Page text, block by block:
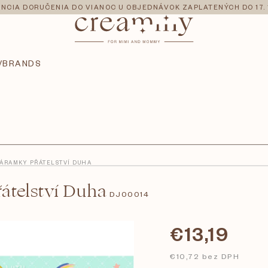
DORUČENIA DO VIANOC U OBJEDNÁVOK ZAPLATENÝCH DO 17.
BRANDS
PŘÁTELSTVÍ DUHA
Duha DJ00014
€13,19
€10,72 bez DPH